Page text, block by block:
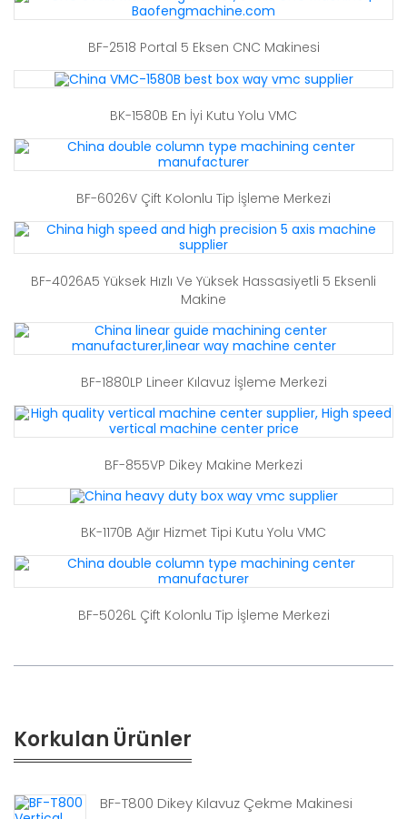
BF-2518 Portal 5 Eksen CNC Makinesi
BK-1580B En İyi Kutu Yolu VMC
BF-6026V Çift Kolonlu Tip İşleme Merkezi
BF-4026A5 Yüksek Hızlı Ve Yüksek Hassasiyetli 5 Eksenli
Makine
BF-1880LP Lineer Kılavuz İşleme Merkezi
BF-855VP Dikey Makine Merkezi
BK-1170B Ağır Hizmet Tipi Kutu Yolu VMC
BF-5026L Çift Kolonlu Tip İşleme Merkezi
Korkulan Ürünler
BF-T800 Dikey Kılavuz Çekme Makinesi